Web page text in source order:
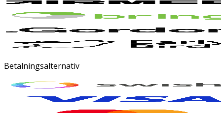
Betalningsalternativ